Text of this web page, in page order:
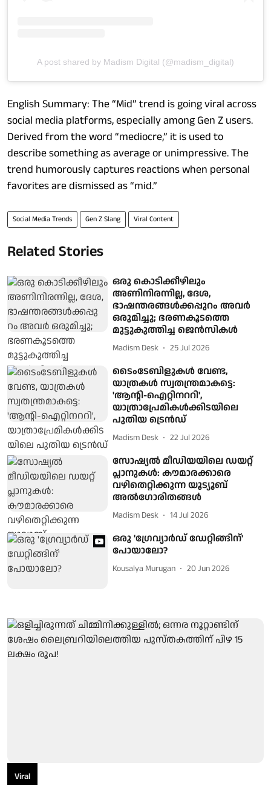
A post shared by Madism Digital (@madism_digital)
English Summary: The “Mid” trend is going viral across
social media platforms, especially among Gen Z users.
Derived from the word “mediocre,” it is used to
describe something as average or unimpressive. The
trend humorously captures reactions when personal
favorites are dismissed as “mid.”
Social Media Trends Gen Z Slang Viral Content
Related Stories
ഒരു കൊടിക്കീഴിലും
അണിനിരന്നില്ല, ദേശ,
ഭാഷന്തരങ്ങള്‍ക്കപ്പുറം അവര്‍
ഒരുമിച്ചു; ഭരണകൂടത്തെ
മുട്ടുകുത്തിച്ച ജെന്‍സികള്‍
Madism Desk 25 Jul 2026
ടൈംടേബിളുകൾ വേണ്ട,
യാത്രകൾ സ്വതന്ത്രമാകട്ടെ:
'ആന്റി-ഐറ്റിനററി',
യാത്രാപ്രേമികൾക്കിടയിലെ
പുതിയ ട്രെൻഡ്
Madism Desk 22 Jul 2026
സോഷ്യൽ മീഡിയയിലെ ഡയറ്റ്
പ്ലാനുകൾ: കൗമാരക്കാരെ
വഴിതെറ്റിക്കുന്ന യൂട്യൂബ്
അൽഗോരിതങ്ങൾ
Madism Desk 14 Jul 2026
ഒരു 'ഗ്രേവ്യാര്‍ഡ് ഡേറ്റിങ്ങിന്'
പോയാലോ?
Kousalya Murugan 20 Jun 2026
Viral